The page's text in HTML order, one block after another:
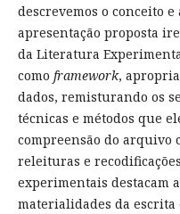
descrevemos o conceito
apresentação proposta
da Literatura
como framework,
dados, remisturando os
técnicas e métodos que
compreensão do arquivo
releituras e
experimentais destacam
materialidades da